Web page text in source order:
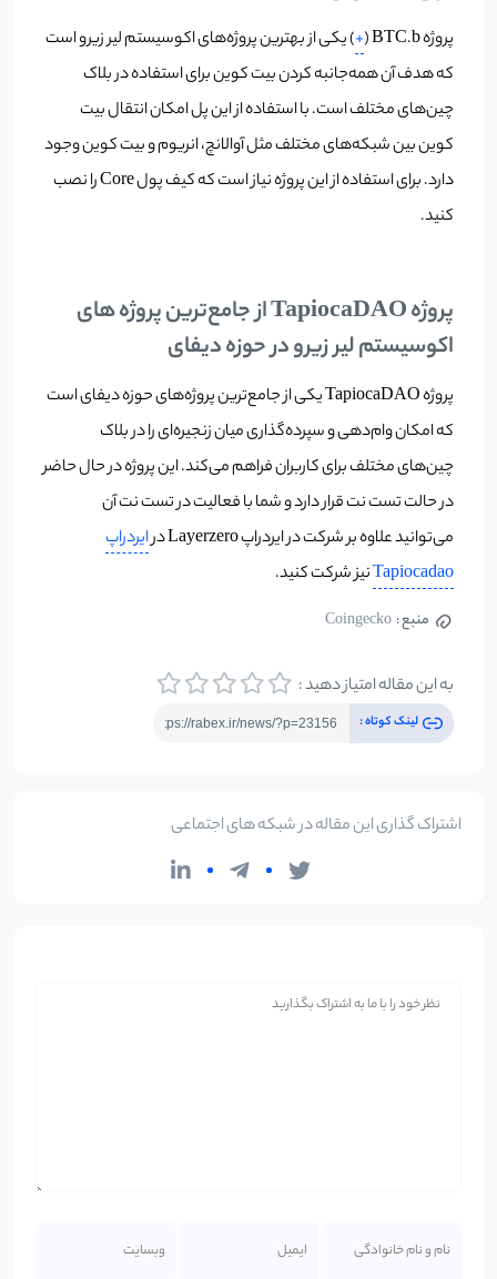
پروژه BTC.b ( +) یکی از بهترین پروژه‌های اکوسیستم لیر زیرو است
که هدف آن همه‌جانبه کردن بیت کوین برای استفاده در بلاک
چین‌های مختلف است. با استفاده از این پل امکان انتقال بیت
کوین بین شبکه‌های مختلف مثل آوالانچ، انریوم و بیت کوین وجود
دارد. برای استفاده از این پروژه نیاز است که کیف پول Core را نصب
کنید.
پروژه TapiocaDAO از جامع‌ترین پروژه های
اکوسیستم لیر زیرو در حوزه دیفای
پروژه TapiocaDAO یکی از جامع‌ترین پروژه‌های حوزه دیفای است
که امکان وام‌دهی و سپرده‌گذاری میان زنجیره‌ای را در بلاک
چین‌های مختلف برای کاربران فراهم می‌کند. این پروژه در حال حاضر
در حالت تست نت قرار دارد و شما با فعالیت در تست نت آن
می‌توانید علاوه بر شرکت در ایردراپ Layerzero در
ایردراپ
Tapiocadaoنیز شرکت کنید.
منبع : Coingecko
به این مقاله امتیاز دهید :
لینک کوتاه :
اشتراک گذاری این مقاله در شبکه های اجتماعی